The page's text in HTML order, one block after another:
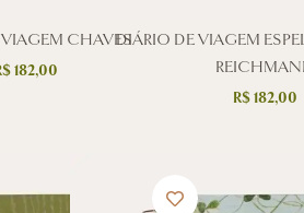
CHAVES
182,00
DIÁRIO DE VIAGEM
R$182,00